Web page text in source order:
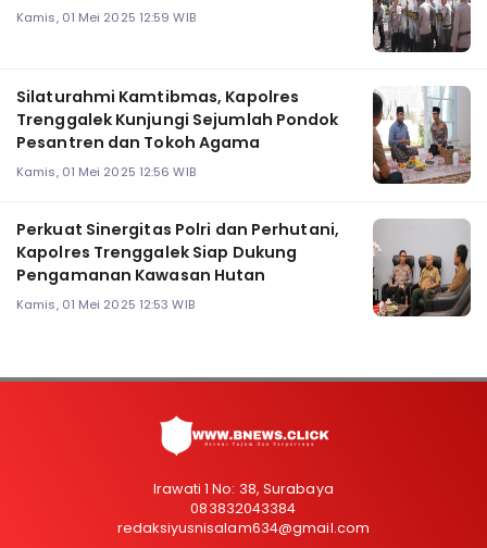
Kamis, 01 Mei 2025 12:59 WIB
Silaturahmi Kamtibmas, Kapolres
Trenggalek Kunjungi Sejumlah Pondok
Pesantren dan Tokoh Agama
Kamis, 01 Mei 2025 12:56 WIB
Perkuat Sinergitas Polri dan Perhutani,
Kapolres Trenggalek Siap Dukung
Pengamanan Kawasan Hutan
Kamis, 01 Mei 2025 12:53 WIB
Irawati 1 No: 38, Surabaya
083832043384
redaksiyusnisalam634@gmail.com